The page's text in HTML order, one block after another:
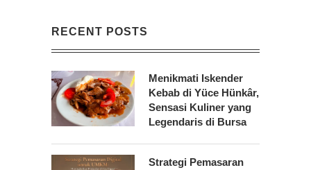
RECENT POSTS
Menikmati Iskender
Kebab di Yüce Hünkâr,
Sensasi Kuliner yang
Legendaris di Bursa
Strategi Pemasaran